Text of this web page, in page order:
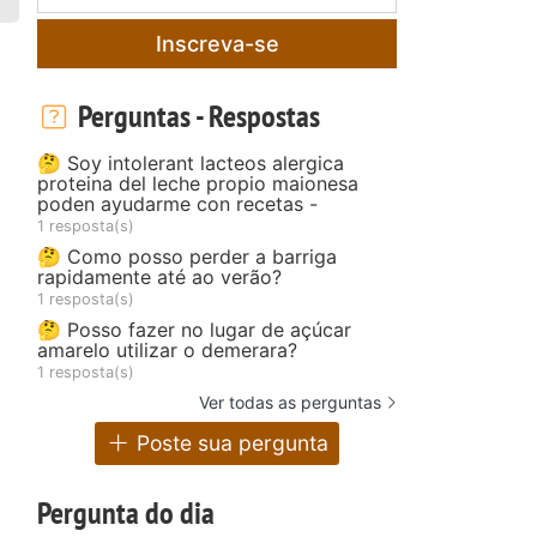
Inscreva-se
Perguntas - Respostas
🤔 Soy intolerant lacteos alergica
proteina del leche propio maionesa
poden ayudarme con recetas -
1 resposta(s)
🤔 Como posso perder a barriga
rapidamente até ao verão?
1 resposta(s)
🤔 Posso fazer no lugar de açúcar
amarelo utilizar o demerara?
1 resposta(s)
Ver todas as perguntas
Poste sua pergunta
Pergunta do dia